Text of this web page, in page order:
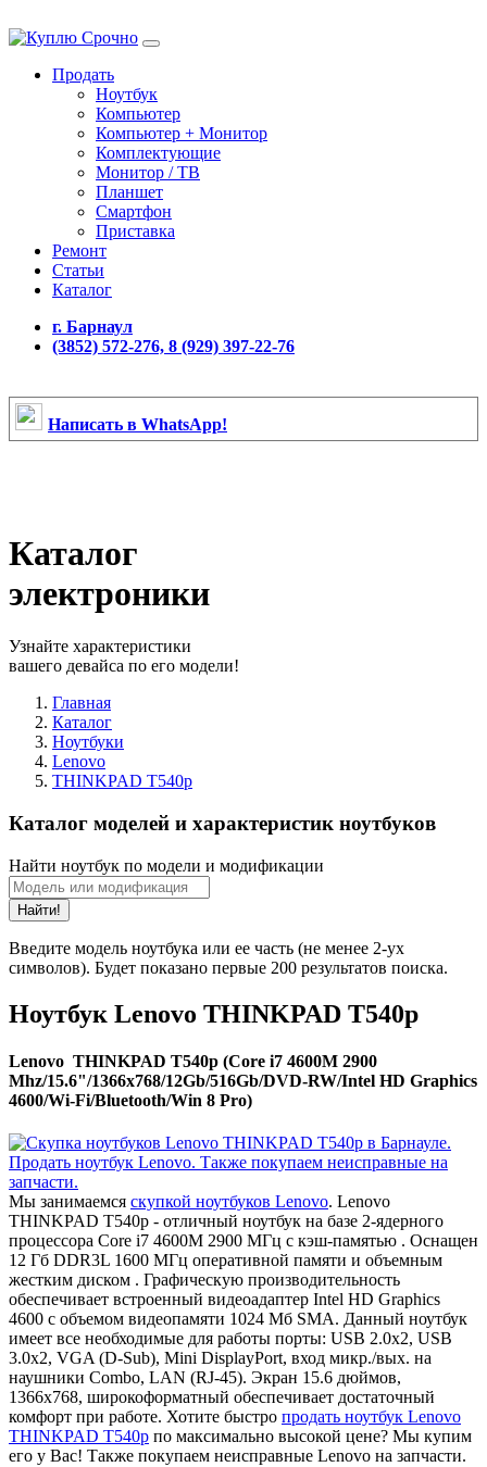
Продать
Ноутбук
Компьютер
Компьютер + Монитор
Комплектующие
Монитор / ТВ
Планшет
Смартфон
Приставка
Ремонт
Статьи
Каталог
г. Барнаул
(3852) 572-276, 8 (929) 397-22-76
Написать в WhatsApp!
Каталог
электроники
Узнайте характеристики
вашего девайса по его модели!
Главная
Каталог
Ноутбуки
Lenovo
THINKPAD T540p
Каталог моделей и характеристик ноутбуков
Найти ноутбук по модели и модификации
Найти!
Введите модель ноутбука или ее часть (не менее 2-ух
символов). Будет показано первые 200 результатов поиска.
Ноутбук Lenovo THINKPAD T540p
Lenovo THINKPAD T540p (Core i7 4600M 2900
Mhz/15.6"/1366x768/12Gb/516Gb/DVD-RW/Intel HD Graphics
4600/Wi-Fi/Bluetooth/Win 8 Pro)
Мы занимаемся скупкой ноутбуков Lenovo. Lenovo
THINKPAD T540p - отличный ноутбук на базе 2-ядерного
процессора Core i7 4600M 2900 МГц с кэш-памятью . Оснащен
12 Гб DDR3L 1600 МГц оперативной памяти и объемным
жестким диском . Графическую производительность
обеспечивает встроенный видеоадаптер Intel HD Graphics
4600 с объемом видеопамяти 1024 Мб SMA. Данный ноутбук
имеет все необходимые для работы порты: USB 2.0x2, USB
3.0x2, VGA (D-Sub), Mini DisplayPort, вход микр./вых. на
наушники Combo, LAN (RJ-45). Экран 15.6 дюймов,
1366x768, широкоформатный обеспечивает достаточный
комфорт при работе. Хотите быстро продать ноутбук Lenovo
THINKPAD T540p по максимально высокой цене? Мы купим
его у Вас! Также покупаем неисправные Lenovo на запчасти.